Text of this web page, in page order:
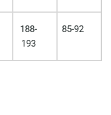
188-
193
85-92